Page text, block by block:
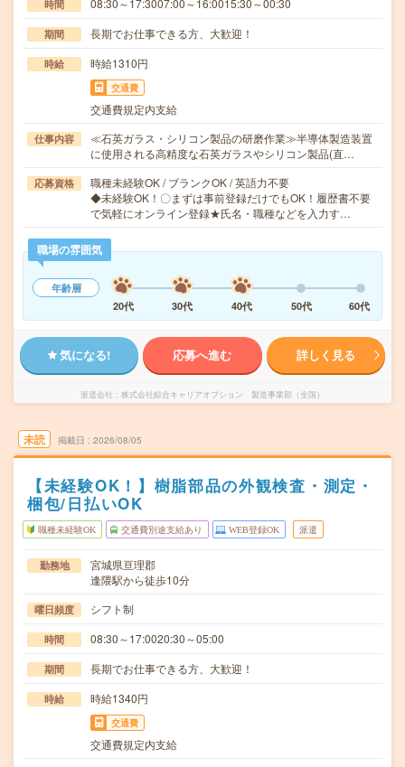
時間 08:30～17:3007:00～16:0015:30～00:30
期間 長期でお仕事できる方、大歓迎！
時給 時給1310円
交通費
交通費規定内支給
仕事内容
≪石英ガラス・シリコン製品の研磨作業≫半導体製造装置
に使用される高精度な石英ガラスやシリコン製品(直…
応募資格
職種未経験OK / ブランクOK / 英語力不要
◆未経験OK！〇まずは事前登録だけでもOK！履歴書不要
で気軽にオンライン登録★氏名・職種などを入力す…
職場の雰囲気
年齢層
20代
30代 40代 50代 60代
気になる! 応募へ進む 詳しく見る
派遣会社 株式会社綜合キャリアオプション 製造事業部（全国）
未読 掲載日 2026/08/05
【未経験OK！】樹脂部品の外観検査・測定・
梱包/日払いOK
職種未経験OK 交通費別途支給あり WEB登録OK 派遣
勤務地
宮城県亘理郡
逢隈駅から徒歩10分
曜日頻度 シフト制
時間 08:30～17:0020:30～05:00
期間 長期でお仕事できる方、大歓迎！
時給 時給1340円
交通費
交通費規定内支給